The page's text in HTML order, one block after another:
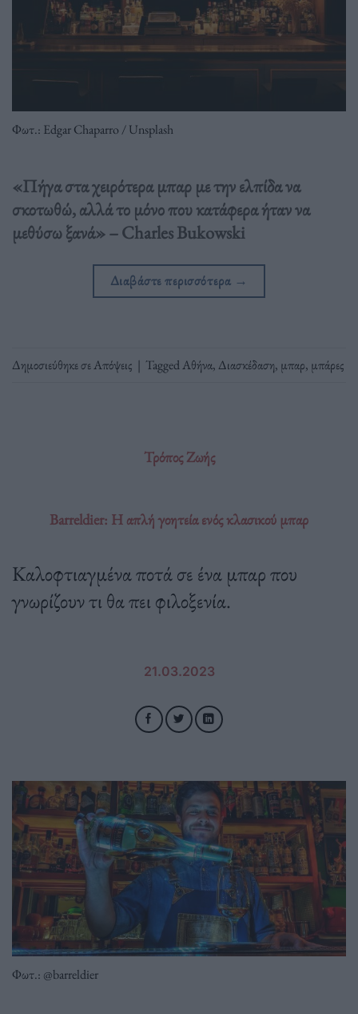
Φωτ.: Edgar Chaparro / Unsplash
«Πήγα στα χειρότερα μπαρ με την ελπίδα να
σκοτωθώ, αλλά το μόνο που κατάφερα ήταν να
μεθύσω ξανά» – Charles Bukowski
Διαβάστε περισσότερα →
Δημοσιεύθηκε σεΑπόψεις | TaggedΑθήνα, Διασκέδαση, μπαρ, μπάρες
Τρόπος Ζωής
Barreldier: H απλή γοητεία ενός κλασικού μπαρ
Καλοφτιαγμένα ποτά σε ένα μπαρ που
γνωρίζουν τι θα πει φιλοξενία.
21.03.2023
Φωτ.: @barreldier